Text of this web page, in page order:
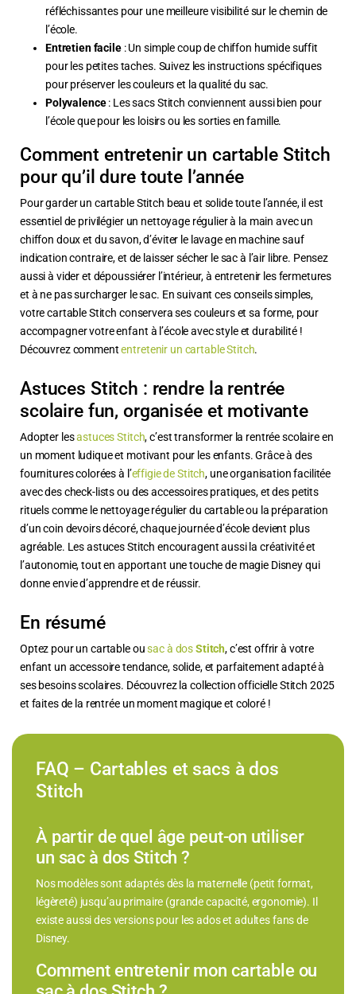
réfléchissantes pour une meilleure visibilité sur le chemin de
l’école.
Entretien facile: Un simple coup de chiffon humide suffit
pour les petites taches. Suivez les instructions spécifiques
pour préserver les couleurs et la qualité du sac.
Polyvalence: Les sacs Stitch conviennent aussi bien pour
l’école que pour les loisirs ou les sorties en famille.
Comment entretenir un cartable Stitch
pour qu’il dure toute l’année
Pour garder un cartable Stitch beau et solide toute l’année, il est
essentiel de privilégier un nettoyage régulier à la main avec un
chiffon doux et du savon, d’éviter le lavage en machine sauf
indication contraire, et de laisser sécher le sac à l’air libre. Pensez
aussi à vider et dépoussiérer l’intérieur, à entretenir les fermetures
et à ne pas surcharger le sac. En suivant ces conseils simples,
votre cartable Stitch conservera ses couleurs et sa forme, pour
accompagner votre enfant à l’école avec style et durabilité !
Découvrez commententretenir un cartable Stitch.
Astuces Stitch : rendre la rentrée
scolaire fun, organisée et motivante
Adopter lesastuces Stitch, c’est transformer la rentrée scolaire en
un moment ludique et motivant pour les enfants. Grâce à des
fournitures colorées à l’effigie de Stitch, une organisation facilitée
avec des check-lists ou des accessoires pratiques, et des petits
rituels comme le nettoyage régulier du cartable ou la préparation
d’un coin devoirs décoré, chaque journée d’école devient plus
agréable. Les astuces Stitch encouragent aussi la créativité et
l’autonomie, tout en apportant une touche de magie Disney qui
donne envie d’apprendre et de réussir.
En résumé
Optez pour un cartable ousac à dosStitch, c’est offrir à votre
enfant un accessoire tendance, solide, et parfaitement adapté à
ses besoins scolaires. Découvrez la collection officielle Stitch 2025
et faites de la rentrée un moment magique et coloré !
FAQ – Cartables et sacs à dos
Stitch
À partir de quel âge peut-on utiliser
un sac à dos Stitch ?
Nos modèles sont adaptés dès la maternelle (petit format,
légèreté) jusqu’au primaire (grande capacité, ergonomie). Il
existe aussi des versions pour les ados et adultes fans de
Disney.
Comment entretenir mon cartable ou